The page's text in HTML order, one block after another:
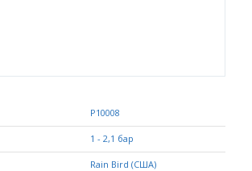
P10008
1 - 2,1 бар
Rain Bird (США)